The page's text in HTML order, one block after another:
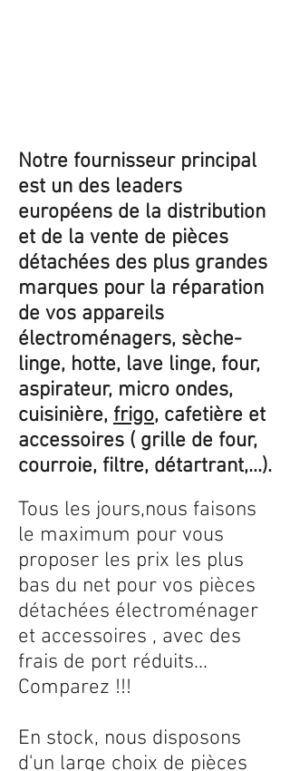
Notre fournisseur principal
est un des leaders
européens de la distribution
et de la vente de pièces
détachées des plus grandes
marques pour la réparation
de vos appareils
électroménagers, sèche-
linge, hotte, lave linge, four,
aspirateur, micro ondes,
cuisinière, frigo, cafetière et
accessoires ( grille de four,
courroie, filtre, détartrant,...).
Tous les jours,nous faisons
le maximum pour vous
proposer les prix les plus
bas du net pour vos pièces
détachées électroménager
et accessoires , avec des
frais de port réduits...
Comparez !!!
En stock, nous disposons
d'un large choix de pièces